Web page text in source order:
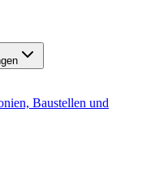
Baustellen und